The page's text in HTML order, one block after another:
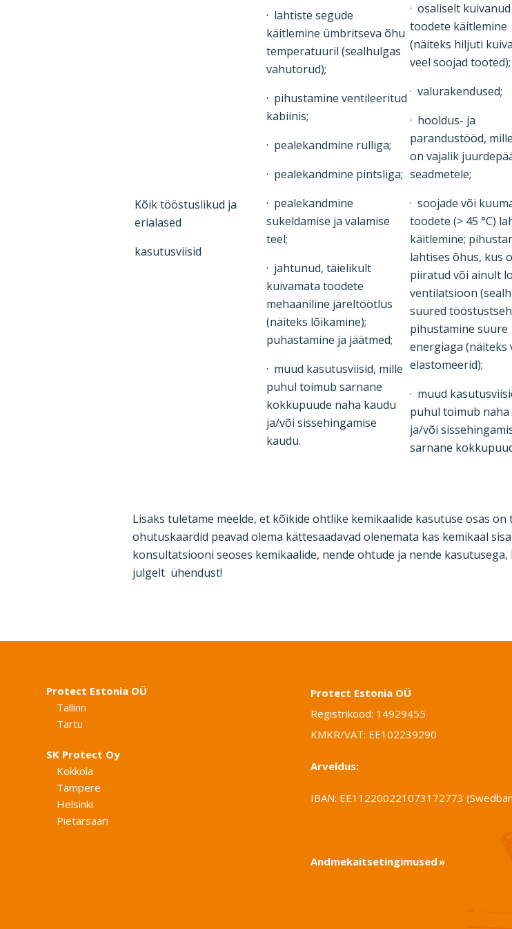
Kõik tööstuslikud ja
erialased
kasutusviisid
· lahtiste segude
käitlemine ümbritseva õhu
temperatuuril (sealhulgas
vahutorud);
· pihustamine ventileeritud
kabiinis;
· pealekandmine rulliga;
· pealekandmine pintsliga;
· pealekandmine
sukeldamise ja valamise
teel;
· jahtunud, täielikult
kuivamata toodete
mehaaniline järeltöötlus
(näiteks lõikamine);
puhastamine ja jäätmed;
· muud kasutusviisid, mille
puhul toimub sarnane
kokkupuude naha kaudu
ja/või sissehingamise
kaudu.
· osaliselt kuivanud
toodete käitlemine
(näiteks hiljuti
veel soojad tooted);
· valurakendused;
· hooldus- ja
parandustööd,
on vajalik
seadmetele;
· soojade või
toodete (> 45 °C)
käitlemine;
lahtises õhus, kus
piiratud või ainult
ventilatsioon
suured
pihustamine suure
energiaga (näiteks
elastomeerid);
· muud
puhul toimub naha
ja/või
sarnane
Lisaks tuletame meelde, et kõikide ohtlike kemikaalide kasutuse osas
ohutuskaardid peavad olema kättesaadavad olenemata kas kemikaal
konsultatsiooni seoses kemikaalide, nende ohtude ja nende
julgelt ühendust!
Protect Estonia OÜ
Tallinn
Tartu
SK Protect Oy
Kokkola
Tampere
Helsinki
Pietarsaari
Protect Estonia OÜ
Registrikood: 14929455
KMKR/VAT: EE102239290
Arveldus:
IBAN: EE112200221073172773
Andmekaitsetingimused